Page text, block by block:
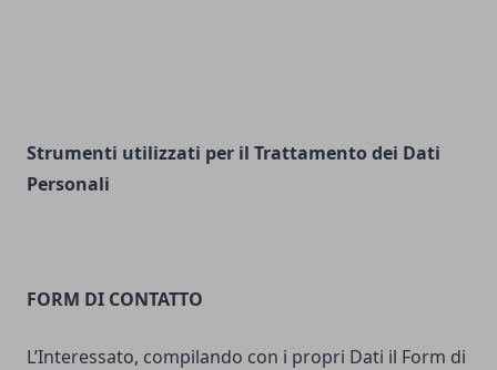
Strumenti utilizzati per il Trattamento dei Dati
Personali
FORM DI CONTATTO
L’Interessato, compilando con i propri Dati il Form di